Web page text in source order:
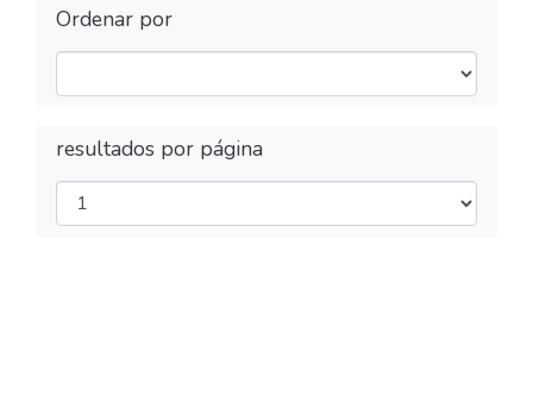
Ordenar por
resultados por página